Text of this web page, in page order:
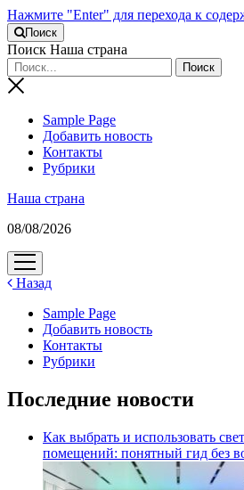
Нажмите "Enter" для перехода к
Поиск
Поиск Наша страна
Sample Page
Добавить новость
Контакты
Рубрики
Наша страна
08/08/2026
открыть
меню
Назад
Sample Page
Добавить новость
Контакты
Рубрики
Последние новости
Как выбрать и использовать
помещений: понятный гид без